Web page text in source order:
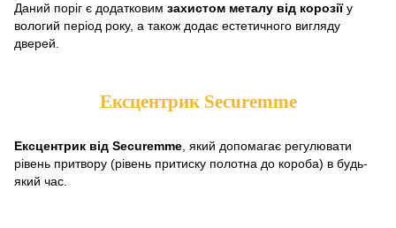
Даний поріг є додатковим захистом металу від корозіїу
вологий період року, а також додає естетичного вигляду
дверей.
Ексцентрик Securemme
Ексцентрик від Securemme, який допомагає регулювати
рівень притвору (рівень притиску полотна до короба) в будь-
який час.